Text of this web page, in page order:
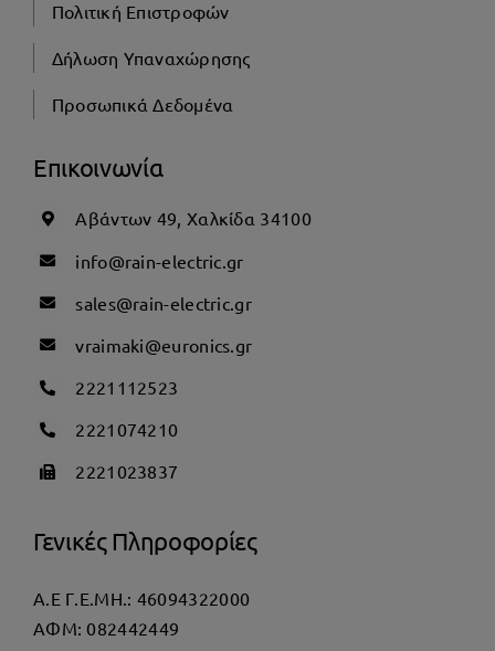
Πολιτική Επιστροφών
Δήλωση Υπαναχώρησης
Προσωπικά Δεδομένα
Επικοινωνία
Αβάντων 49, Χαλκίδα 34100
info@rain-electric.gr
sales@rain-electric.gr
vraimaki@euronics.gr
2221112523
2221074210
2221023837
Γενικές Πληροφορίες
Α.Ε Γ.Ε.ΜΗ.: 46094322000
AΦΜ: 082442449